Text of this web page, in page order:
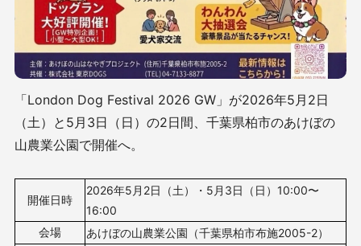
「London Dog Festival 2026 GW」が2026年5月2日
（土）と5月3日（日）の2日間、千葉県柏市のあけぼの
山農業公園で開催へ。
開催日時
2026年5月2日（土）・5月3日（日）10:00〜
16:00
会場
あけぼの山農業公園（千葉県柏市布施2005-2）